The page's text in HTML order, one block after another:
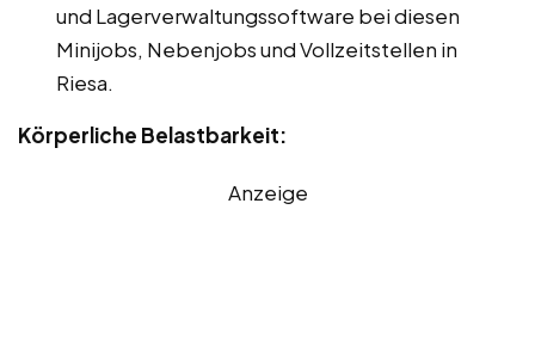
und Lagerverwaltungssoftware bei diesen
Minijobs, Nebenjobs und Vollzeitstellen in
Riesa.
Körperliche Belastbarkeit:
Anzeige